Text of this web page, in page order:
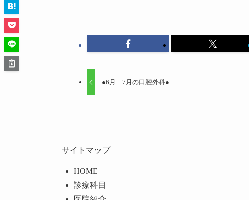
●6月 7月の口腔外科●
サイトマップ
HOME
診療科目